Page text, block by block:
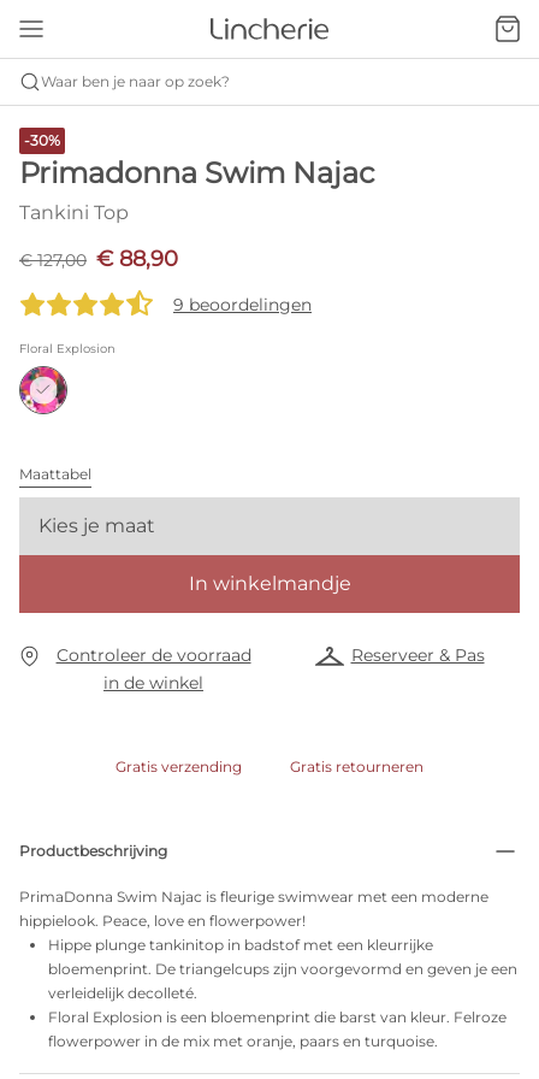
Waar ben je naar op zoek?
-30%
Primadonna Swim Najac
Tankini Top
€ 127,00 € 88,90
9 beoordelingen
Floral Explosion
Maattabel
Kies je maat
In winkelmandje
Controleer de voorraad
in de winkel
Reserveer & Pas
Gratis verzending Gratis retourneren
Productbeschrijving
PrimaDonna Swim Najac is fleurige swimwear met een moderne
hippielook. Peace, love en flowerpower!
Hippe plunge tankinitop in badstof met een kleurrijke
bloemenprint. De triangelcups zijn voorgevormd en geven je een
verleidelijk decolleté.
Floral Explosion is een bloemenprint die barst van kleur. Felroze
flowerpower in de mix met oranje, paars en turquoise.